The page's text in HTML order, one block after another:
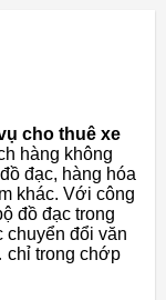
cho thuê xe
hàng không
đạc, hàng hóa
khác. Với công
đồ đạc trong
chuyển đổi văn
chỉ trong chớp